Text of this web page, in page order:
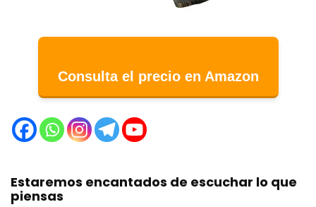
Consulta el precio en Amazon
Estaremos encantados de escuchar lo que
piensas